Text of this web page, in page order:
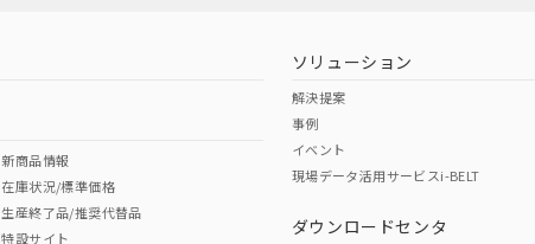
Cr(VI)
新商品情報
在庫状況/標準価格
生産終了品/推奨代替品
特設サイト
ソリューション
解決提案
事例
イベント
現場データ活用サービスi-BELT
ダウンロードセンタ